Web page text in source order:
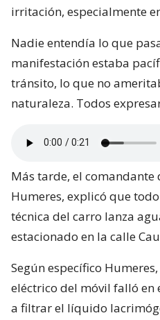
irritación, especialmente
Nadie entendía lo que
manifestación estaba
tránsito, lo que no
naturaleza. Todos
Más tarde, el comandante
Humeres, explicó que
técnica del carro lanza
estacionado en la calle
Según específico
eléctrico del móvil falló en
a filtrar el líquido